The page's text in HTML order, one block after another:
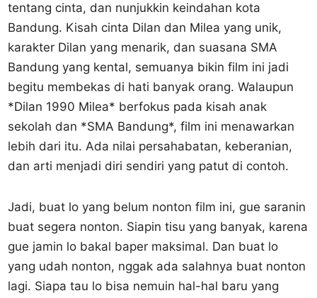
tentang cinta, dan nunjukkin keindahan kota
Bandung. Kisah cinta Dilan dan Milea yang unik,
karakter Dilan yang menarik, dan suasana SMA
Bandung yang kental, semuanya bikin film ini jadi
begitu membekas di hati banyak orang. Walaupun
*Dilan 1990 Milea* berfokus pada kisah anak
sekolah dan *SMA Bandung*, film ini menawarkan
lebih dari itu. Ada nilai persahabatan, keberanian,
dan arti menjadi diri sendiri yang patut di contoh.
Jadi, buat lo yang belum nonton film ini, gue saranin
buat segera nonton. Siapin tisu yang banyak, karena
gue jamin lo bakal baper maksimal. Dan buat lo
yang udah nonton, nggak ada salahnya buat nonton
lagi. Siapa tau lo bisa nemuin hal-hal baru yang